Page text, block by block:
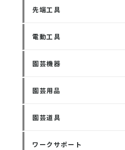
先端工具
電動工具
園芸機器
園芸用品
園芸道具
ワークサポート